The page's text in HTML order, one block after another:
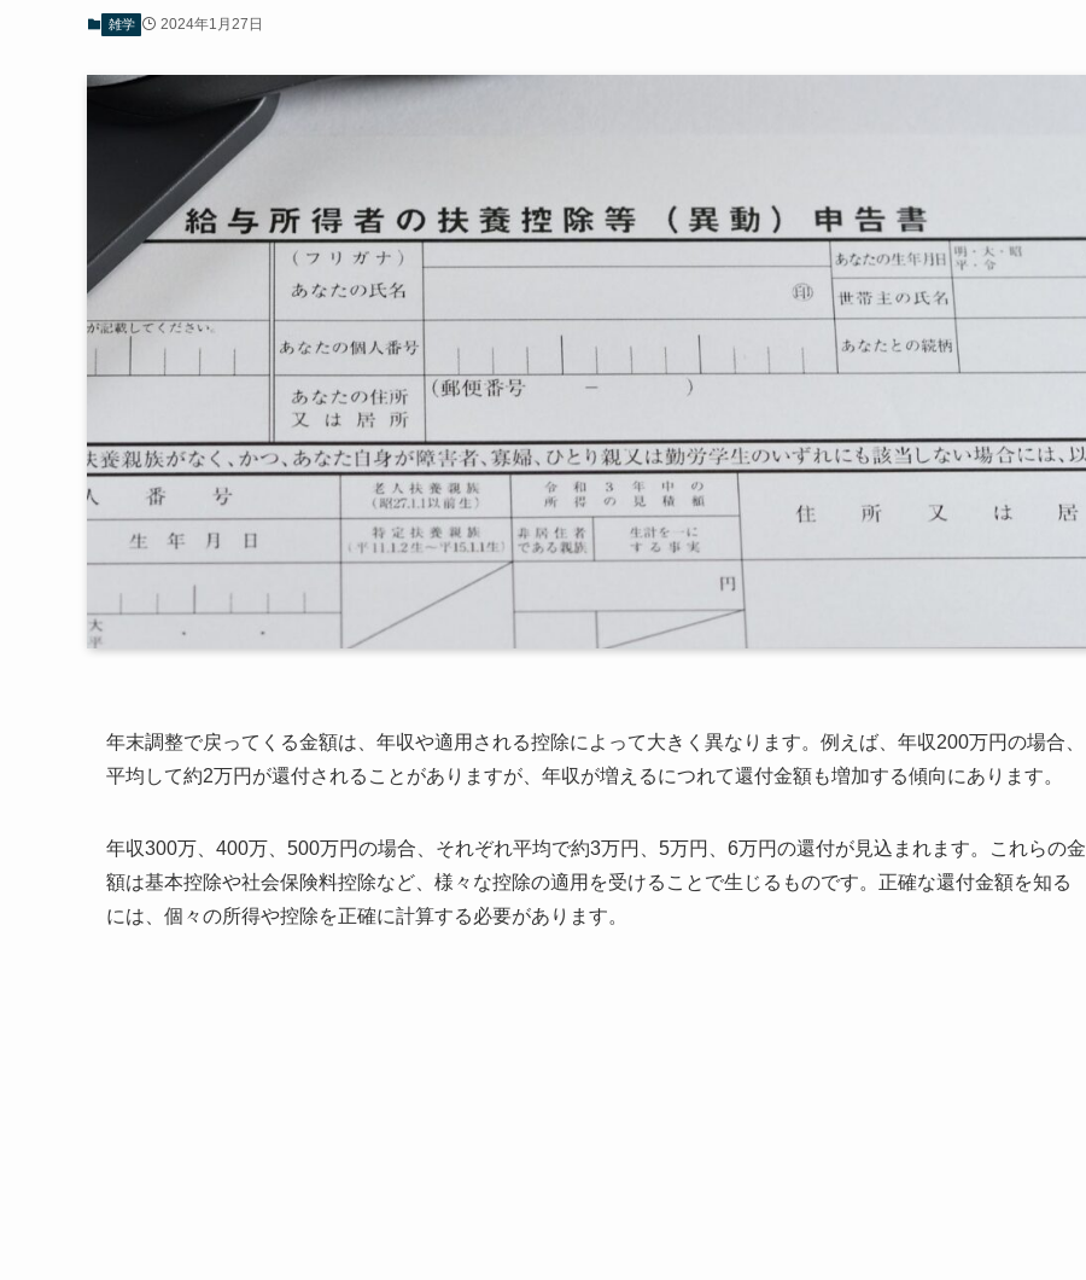
雑学 2024年1月27日
年末調整で戻ってくる金額は、年収や適用される控除によって大きく異なります。例えば、年収200万円の場合、
平均して約2万円が還付されることがありますが、年収が増えるにつれて還付金額も増加する傾向にあります。
年収300万、400万、500万円の場合、それぞれ平均で約3万円、5万円、6万円の還付が見込まれます。これらの金
額は基本控除や社会保険料控除など、様々な控除の適用を受けることで生じるものです。正確な還付金額を知る
には、個々の所得や控除を正確に計算する必要があります。